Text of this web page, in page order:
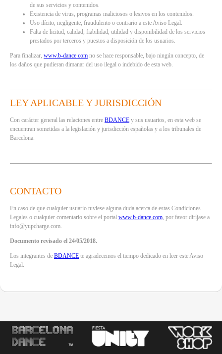
de sus servicios y contenidos.
Existencia de virus, programas maliciosos o lesivos en los contenidos.
Uso ilícito, negligente, fraudulento o contrario a este Aviso Legal.
Falta de licitud, calidad, fiabilidad, utilidad y disponibilidad de los servicios
prestados por terceros y puestos a disposición de los usuarios.
Para finalizar, www.b-dance.com no se hace responsable, bajo ningún concepto, de
los daños que pudieran dimanar del uso ilegal o indebido de esta web.
LEY APLICABLE Y JURISDICCIÓN
Con carácter general las relaciones entre BDANCE y sus usuarios, en esta web se
encuentran sometidas a la legislación y jurisdicción españolas y a los tribunales de
Barcelona.
CONTACTO
En caso de que cualquier usuario tuviese alguna duda acerca de estas Condiciones
Legales o cualquier comentario sobre el portal www.b-dance.com, por favor diríjase a
info@yupcharge.com.
Documento revisado el 24/05/2018.
Los integrantes de BDANCE te agradecemos el tiempo dedicado en leer este Aviso
Legal.